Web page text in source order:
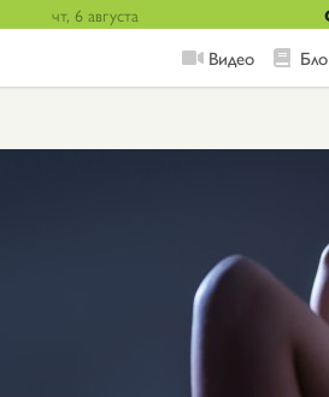
чт, 6 августа
Видео